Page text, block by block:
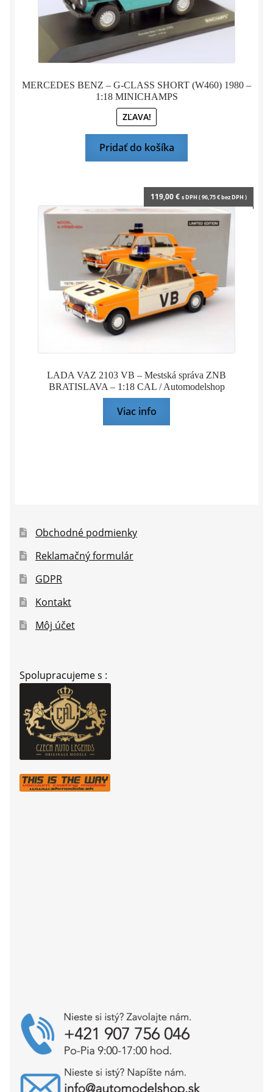
MERCEDES BENZ – G-CLASS SHORT (W460) 1980 –
1:18 MINICHAMPS
ZĽAVA!
Pridať do košíka
LADA VAZ 2103 VB – Mestská správa ZNB
BRATISLAVA – 1:18 CAL / Automodelshop
119,00€ s DPH (96,75€bez DPH )
Viac info
Obchodné podmienky
Reklamačný formulár
GDPR
Kontakt
Môj účet
Spolupracujeme s :